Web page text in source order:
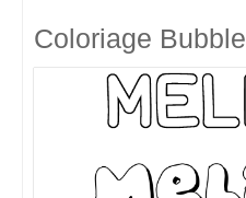
Coloriage Bubble